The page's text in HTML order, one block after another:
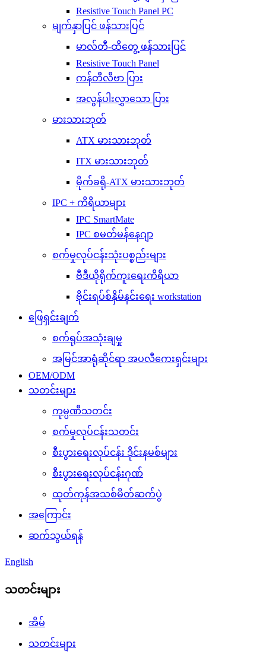
Resistive Touch Panel PC
မျက်နှာပြင် ဖန်သားပြင်
မာလ်တီ-ထိတွေ့ ဖန်သားပြင်
Resistive Touch Panel
ကန်တီလီဗာ ပြား
အလွန်ပါးလွှာသော ပြား
မားသားဘုတ်
ATX မားသားဘုတ်
ITX မားသားဘုတ်
မိုက်ခရို-ATX မားသားဘုတ်
IPC + ကိရိယာများ
IPC SmartMate
IPC စမတ်မန်နေဂျာ
စက်မှုလုပ်ငန်းသုံးပစ္စည်းများ
ဗီဒီယိုရိုက်ကူးရေးကိရိယာ
ဗိုင်းရပ်စ်နှိမ်နင်းရေး workstation
ဖြေရှင်းချက်
စက်ရုပ်အသုံးချမှု
အမြင်အာရုံဆိုင်ရာ အပလီကေးရှင်းများ
OEM/ODM
သတင်းများ
ကုမ္ပဏီသတင်း
စက်မှုလုပ်ငန်းသတင်း
စီးပွားရေးလုပ်ငန်း ဒိုင်းနမစ်များ
စီးပွားရေးလုပ်ငန်းဂုဏ်
ထုတ်ကုန်အသစ်မိတ်ဆက်ပွဲ
အကြောင်း
ဆက်သွယ်ရန်
English
သတင်းများ
အိမ်
သတင်းများ